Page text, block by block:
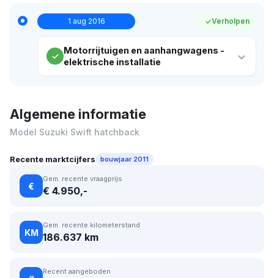
1 aug 2016 Verholpen
Motorrijtuigen en aanhangwagens -
elektrische installatie
Algemene informatie
Model Suzuki Swift hatchback
Recente marktcijfers bouwjaar 2011
€
Gem. recente vraagprijs
€ 4.950,-
KM
Gem. recente kilometerstand
186.637 km
Recent aangeboden